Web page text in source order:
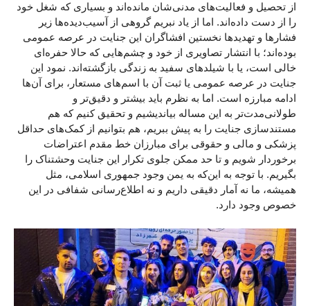
از تحصیل و فعالیت‌های مدنی‌شان مانده‌اند و بسیاری که شغل‌ خود
را از دست داده‌اند. اما از یاد نبریم گروهی از آسیب‌دیده‌ها زیر
فشارها و تهدیدها نخستین افشاگران این جنایت در عرصه عمومی
بوده‌اند؛ با انتشار تصاویری از خود و چشم‌هایی که حالا حفره‌ای
خالی است، یا با شیلدهای سفید به زندگی بازگشته‌اند. نمود این
جنایت در عرصه عمومی یا ثبت آن با اسم‌های مستعار، برای‌ آن‌ها
ادامه مبارزه است. اما به نظرم باید بیشتر و دقیق‌تر و
طولانی‌مدت‌تر به این مساله بیاندیشیم و تحقیق کنیم که هم
مستندسازی جنایت را به پیش ببریم، هم بتوانیم از کمک‌های حداقل
پزشکی و مالی و حقوقی برای مبارزان خط مقدم اعتراضات
برخوردار شویم و تا حد ممکن جلوی تکرار این جنایت وحشتناک را
بگیریم. با توجه به این‌که به یمن وجود جمهوری اسلامی، مثل
همیشه‌، ما نه آمار دقیقی داریم و نه اطلاع‌رسانی شفافی در این
خصوص وجود دارد.